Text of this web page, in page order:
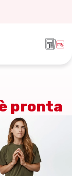
pronta